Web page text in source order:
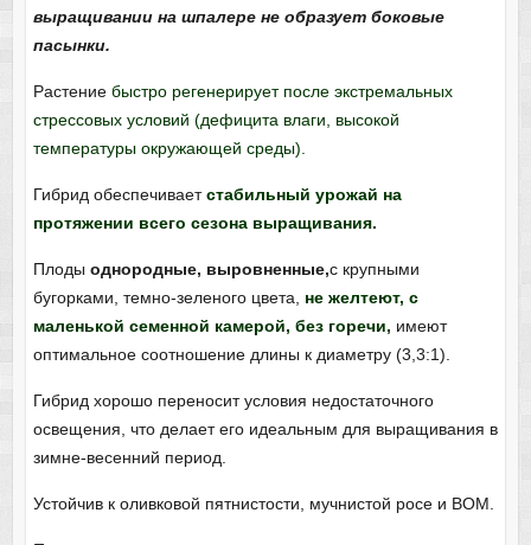
выращивании на шпалере не образует боковые
пасынки.
Растениебыстро регенерирует после экстремальных
стрессовых условий (дефицита влаги, высокой
температуры окружающей среды).
Гибрид обеспечиваетстабильный урожай на
протяжении всего сезона выращивания.
Плоды однородные, выровненные,с крупными
бугорками, темно-зеленого цвета, не желтеют, с
маленькой семенной камерой, без горечи, имеют
оптимальное соотношение длины к диаметру (3,3:1).
Гибрид хорошо переносит условия недостаточного
освещения, что делает его идеальным для выращивания в
зимне-весенний период.
Устойчив к оливковой пятнистости, мучнистой росе и ВОМ.